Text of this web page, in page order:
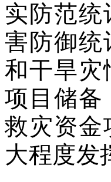
实防范
害防御统
和干旱灾
项目储备
救灾资金
大程度发